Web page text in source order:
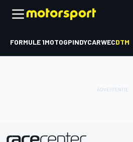
FORMULE 1MOTOGPINDYCARWECDTM